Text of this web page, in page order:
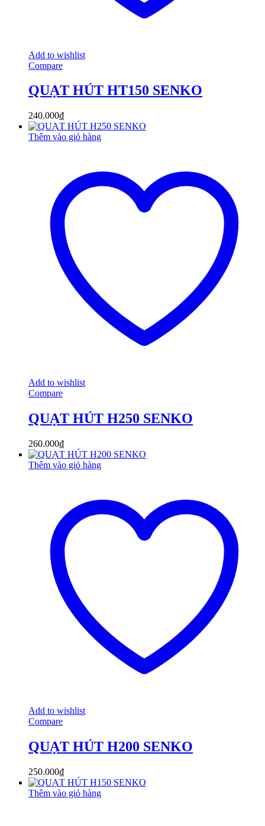
Add to wishlist
Compare
QUẠT HÚT HT150 SENKO
240.000₫
Thêm vào giỏ hàng
Add to wishlist
Compare
QUẠT HÚT H250 SENKO
260.000₫
Thêm vào giỏ hàng
Add to wishlist
Compare
QUẠT HÚT H200 SENKO
250.000₫
Thêm vào giỏ hàng